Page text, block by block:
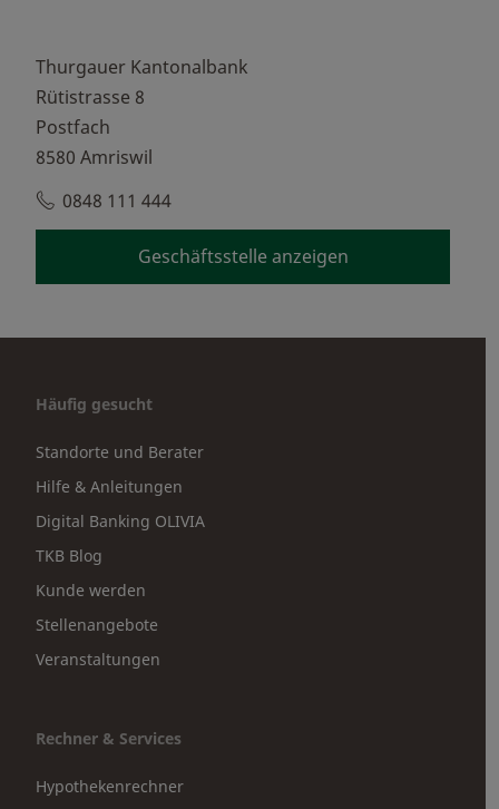
Thurgauer Kantonalbank
Rütistrasse 8
Postfach
8580 Amriswil
0848 111 444
Geschäftsstelle anzeigen
Häufig gesucht
Standorte und Berater
Hilfe & Anleitungen
Digital Banking OLIVIA
TKB Blog
Kunde werden
Stellenangebote
Veranstaltungen
Rechner & Services
Hypothekenrechner